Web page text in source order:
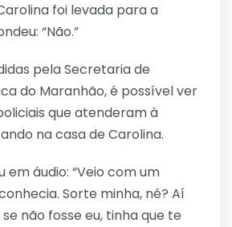
foi levada para a
“Não.”
pela Secretaria de
do Maranhão, é possível ver
que atenderam à
na casa de Carolina.
em áudio: “Veio com um
Sorte minha, né? Aí
se não fosse eu, tinha que te